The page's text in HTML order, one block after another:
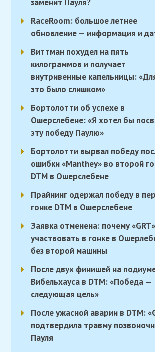
RaceRoom: большое летнее
обновление — информация и
Виттман похудел на пять
килограммов и получает
внутривенные капельницы:
это было слишком»
Бортолотти об успехе в
Ошерслебене: «Я хотел бы
эту победу Паулю»
Бортолотти вырвал победу
ошибки «Manthey» во второй
DTM в Ошерслебене
Прайнинг одержал победу в
гонке DTM в Ошерслебене
Заявка отменена: почему
участвовать в гонке в
без второй машины
После двух финишей на
Вибельхауса в DTM: «Победа —
следующая цель»
После ужасной аварии в DTM:
подтвердила травму
Пауля